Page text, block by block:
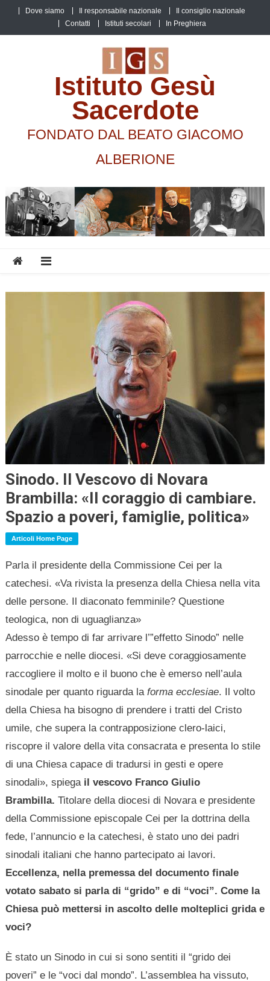
content
Dove siamo Il responsabile nazionale
Il consiglio nazionale
Contatti
Istituti secolari In Preghiera
Istituto Gesù
Sacerdote
FONDATO DAL BEATO GIACOMO
ALBERIONE
Sinodo. Il Vescovo di Novara
Brambilla: «Il coraggio di cambiare.
Spazio a poveri, famiglie, politica»
Articoli Home Page
Parla il presidente della Commissione Cei per la
catechesi. «Va rivista la presenza della Chiesa nella vita
delle persone. Il diaconato femminile? Questione
teologica, non di uguaglianza»
Adesso è tempo di far arrivare l’”effetto Sinodo” nelle
parrocchie e nelle diocesi. «Si deve coraggiosamente
raccogliere il molto e il buono che è emerso nell’aula
sinodale per quanto riguarda la forma ecclesiae. Il volto
della Chiesa ha bisogno di prendere i tratti del Cristo
umile, che supera la contrapposizione clero-laici,
riscopre il valore della vita consacrata e presenta lo stile
di una Chiesa capace di tradursi in gesti e opere
sinodali», spiegail vescovo Franco Giulio
Brambilla. Titolare della diocesi di Novara e presidente
della Commissione episcopale Cei per la dottrina della
fede, l’annuncio e la catechesi, è stato uno dei padri
sinodali italiani che hanno partecipato ai lavori.
Eccellenza, nella premessa del documento finale
votato sabato si parla di “grido” e di “voci”. Come la
Chiesa può mettersi in ascolto delle molteplici grida e
voci?
È stato un Sinodo in cui si sono sentiti il “grido dei
poveri” e le “voci dal mondo”. L’assemblea ha vissuto,